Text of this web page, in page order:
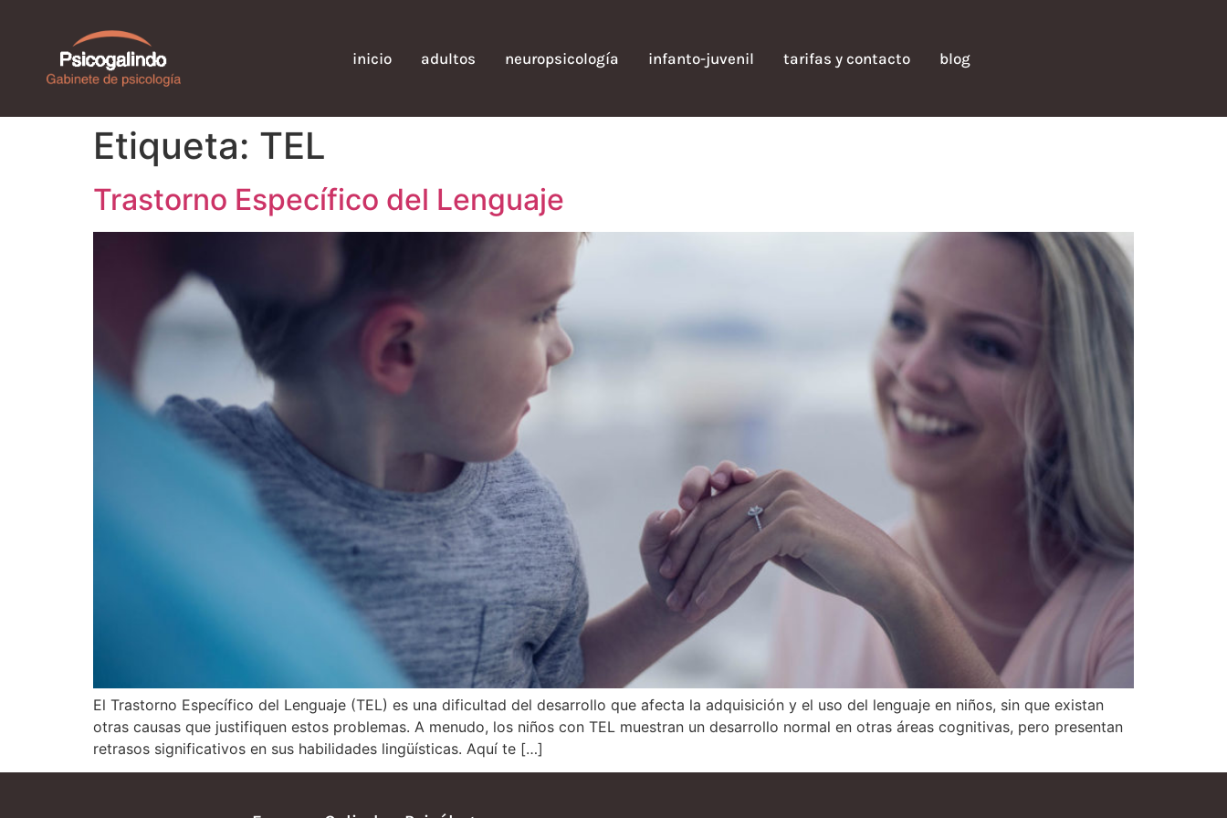
inicio adultos neuropsicología infanto-juvenil tarifas y contacto blog
Etiqueta: TEL
Trastorno Específico del Lenguaje
El Trastorno Específico del Lenguaje (TEL) es una dificultad del desarrollo que afecta la adquisición y el uso del lenguaje en niños, sin que existan
otras causas que justifiquen estos problemas. A menudo, los niños con TEL muestran un desarrollo normal en otras áreas cognitivas, pero presentan
retrasos significativos en sus habilidades lingüísticas. Aquí te […]